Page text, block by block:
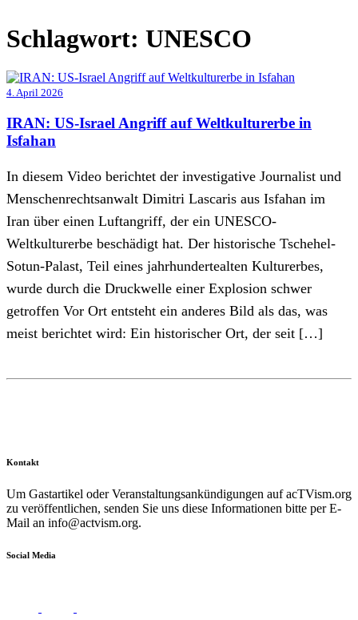
Schlagwort: UNESCO
4. April 2026
IRAN: US-Israel Angriff auf Weltkulturerbe in
Isfahan
In diesem Video berichtet der investigative Journalist und
Menschenrechtsanwalt Dimitri Lascaris aus Isfahan im
Iran über einen Luftangriff, der ein UNESCO-
Weltkulturerbe beschädigt hat. Der historische Tschehel-
Sotun-Palast, Teil eines jahrhundertealten Kulturerbes,
wurde durch die Druckwelle einer Explosion schwer
getroffen Vor Ort entsteht ein anderes Bild als das, was
meist berichtet wird: Ein historischer Ort, der seit […]
Kontakt
Um Gastartikel oder Veranstaltungsankündigungen auf acTVism.org
zu veröffentlichen, senden Sie uns diese Informationen bitte per E-
Mail an info@actvism.org.
Social Media